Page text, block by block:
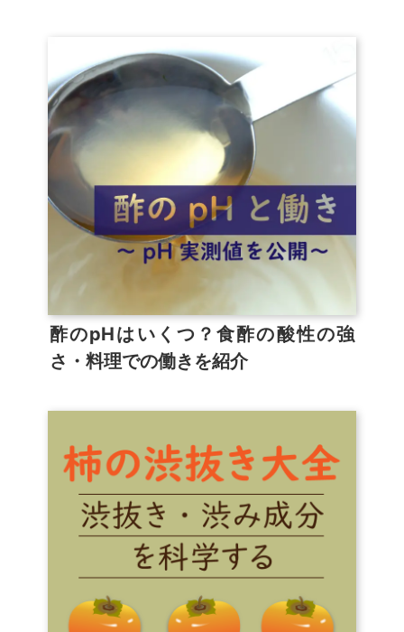
酢のpHはいくつ？食酢の酸性の強
さ・料理での働きを紹介